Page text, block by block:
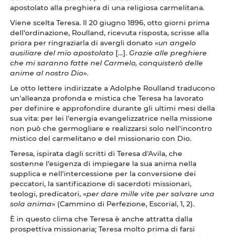
apostolato alla preghiera di una religiosa carmelitana.
Viene scelta Teresa. Il 20 giugno 1896, otto giorni prima
dell’ordinazione, Roulland, ricevuta risposta, scrisse alla
priora per ringraziarla di avergli donato «un angelo
ausiliare del mio apostolato […]. Grazie alle preghiere
che mi saranno fatte nel Carmelo, conquisterò delle
anime al nostro Dio».
Le otto lettere indirizzate a Adolphe Roulland traducono
un'alleanza profonda e mistica che Teresa ha lavorato
per definire e approfondire durante gli ultimi mesi della
sua vita: per lei l'energia evangelizzatrice nella missione
non può che germogliare e realizzarsi solo nell'incontro
mistico del carmelitano e del missionario con Dio.
Teresa, ispirata dagli scritti di Teresa d'Avila, che
sostenne l’esigenza di impiegare la sua anima nella
supplica e nell'intercessione per la conversione dei
peccatori, la santificazione di sacerdoti missionari,
teologi, predicatori, «per dare mille vite per salvare una
sola anima» (Cammino di Perfezione, Escorial, 1, 2).
È in questo clima che Teresa è anche attratta dalla
prospettiva missionaria; Teresa molto prima di farsi